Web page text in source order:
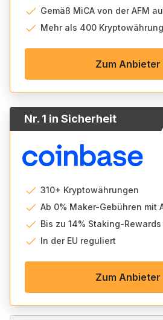
Gemäß MiCA von der AFM
Mehr als 400
Zum Anbieter
Nr. 1 in Sicherheit
310+ Kryptowährungen
Ab 0% Maker-Gebühren mit
Bis zu 14% Staking-Rewards
In der EU reguliert
Zum Anbieter